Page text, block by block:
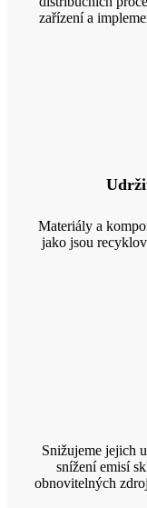
zařízení a
Materiály a
jako jsou
Snižujeme jejich
snížení emisí
obnovitelných